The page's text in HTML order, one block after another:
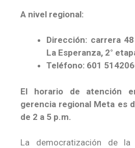
A nivel regional:
Dirección: carrera
La Esperanza, 2°
Teléfono: 601
El horario de atención
gerencia regional Meta es
de 2 a 5 p.m.
La democratización de